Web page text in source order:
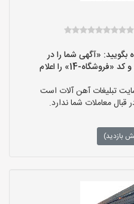
«آگهی شما را در
سایت «آهن آلاتی ها» دیده ام و کد «فروشگاه-14» را اعلام
تبلیغات آهن آلات است
معاملات شما ندارد.
بازدید)